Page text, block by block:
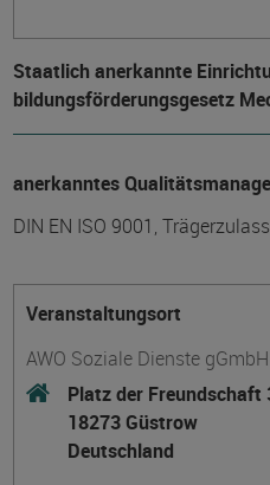
Staatlich anerkannte
bildungs­förderungs­gesetz
anerkanntes
DIN EN ISO 9001,
Veranstaltungsort
AWO Soziale Dienste gGmbH
Platz der Freundschaft
18273 Güstrow
Deutschland